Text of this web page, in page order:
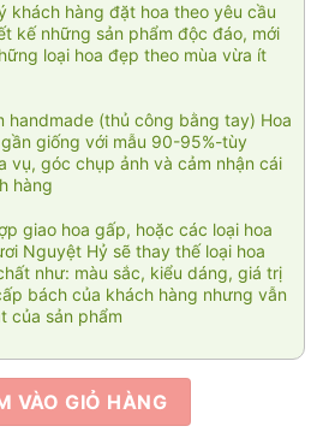
khách hàng đặt hoa theo yêu cầu
kế những sản phẩm độc đáo, mới
loại hoa đẹp theo mùa vừa ít
handmade (thủ công bằng tay) Hoa
giống với mẫu 90-95%-tùy
vụ, góc chụp ảnh và cảm nhận cái
hàng
giao hoa gấp, hoặc các loại hoa
Nguyệt Hỷ sẽ thay thế loại hoa
như: màu sắc, kiểu dáng, giá trị
bách của khách hàng nhưng vẫn
của sản phẩm
VÀO GIỎ HÀNG